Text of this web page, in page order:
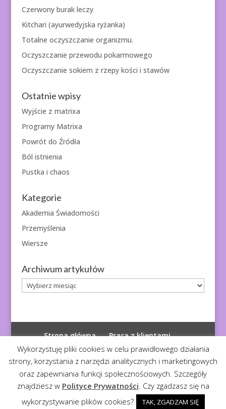
Czerwony burak leczy
Kitchari (ayurwedyjska ryżanka)
Totalne oczyszczanie organizmu.
Oczyszczanie przewodu pokarmowego
Oczyszczanie sokiem z rzepy kości i stawów
Ostatnie wpisy
Wyjście z matrixa
Programy Matrixa
Powrót do Źródła
Ból istnienia
Pustka i chaos
Kategorie
Akademia Świadomości
Przemyślenia
Wiersze
Archiwum artykułów
Archiwum
artykułów
Strona główna
Praca z klientami
Polityka prywatności
© 2026 Diagnoza Duszy| Kopiowanie zabronione
Realizacja:Serwis4U - Narzędzia dla eMarketera
Wykorzystuję pliki cookies w celu prawidłowego działania
strony, korzystania z narzędzi analitycznych i marketingowych
oraz zapewniania funkcji społecznościowych. Szczegóły
znajdziesz w Polityce Prywatności. Czy zgadzasz się na
wykorzystywanie plików cookies?
TAK, ZGADZAM SIĘ